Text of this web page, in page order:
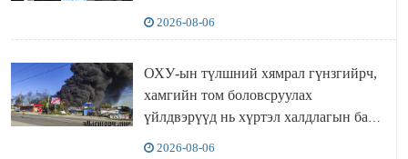
2026-08-06
ОХУ-ын түлшний хямрал гүнзгийрч,
хамгийн том боловсруулах
үйлдвэрүүд нь хүртэл халдлагын бай
2026-08-06